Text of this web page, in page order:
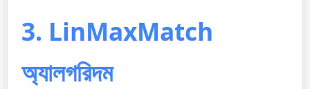
3. LinMaxMatch
অ্যালগরিদম